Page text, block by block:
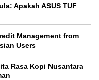
Apakah ASUS TUF
Management from
Users
Rasa Kopi Nusantara